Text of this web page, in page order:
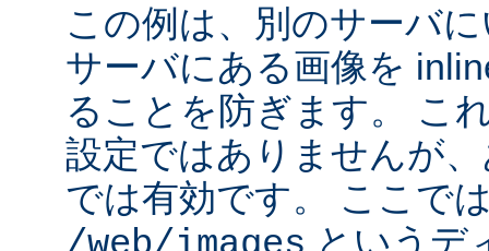
この例は、別のサーバ
サーバにある画像を
ることを防ぎます。 こ
設定ではありませんが
では有効です。 ここで
というデ